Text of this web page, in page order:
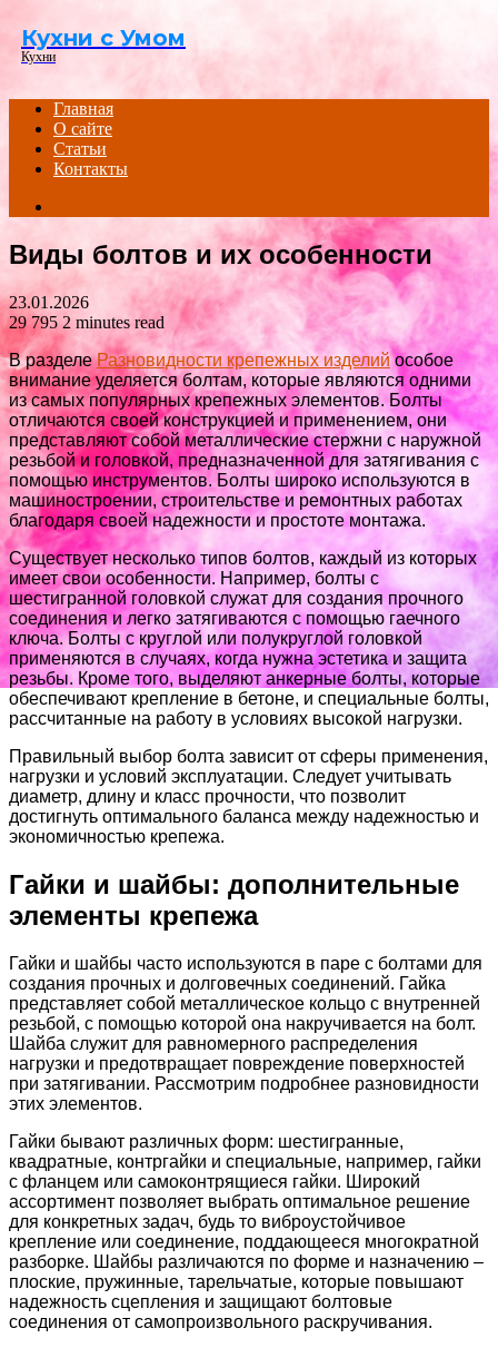
Кухни с Умом
Кухни
Главная
О сайте
Статьи
Контакты
Виды болтов и их особенности
23.01.2026
29 7952 minutes read
В разделеРазновидности крепежных изделийособое
внимание уделяется болтам, которые являются одними
из самых популярных крепежных элементов. Болты
отличаются своей конструкцией и применением, они
представляют собой металлические стержни с наружной
резьбой и головкой, предназначенной для затягивания с
помощью инструментов. Болты широко используются в
машиностроении, строительстве и ремонтных работах
благодаря своей надежности и простоте монтажа.
Существует несколько типов болтов, каждый из которых
имеет свои особенности. Например, болты с
шестигранной головкой служат для создания прочного
соединения и легко затягиваются с помощью гаечного
ключа. Болты с круглой или полукруглой головкой
применяются в случаях, когда нужна эстетика и защита
резьбы. Кроме того, выделяют анкерные болты, которые
обеспечивают крепление в бетоне, и специальные болты,
рассчитанные на работу в условиях высокой нагрузки.
Правильный выбор болта зависит от сферы применения,
нагрузки и условий эксплуатации. Следует учитывать
диаметр, длину и класс прочности, что позволит
достигнуть оптимального баланса между надежностью и
экономичностью крепежа.
Гайки и шайбы: дополнительные
элементы крепежа
Гайки и шайбы часто используются в паре с болтами для
создания прочных и долговечных соединений. Гайка
представляет собой металлическое кольцо с внутренней
резьбой, с помощью которой она накручивается на болт.
Шайба служит для равномерного распределения
нагрузки и предотвращает повреждение поверхностей
при затягивании. Рассмотрим подробнее разновидности
этих элементов.
Гайки бывают различных форм: шестигранные,
квадратные, контргайки и специальные, например, гайки
с фланцем или самоконтрящиеся гайки. Широкий
ассортимент позволяет выбрать оптимальное решение
для конкретных задач, будь то виброустойчивое
крепление или соединение, поддающееся многократной
разборке. Шайбы различаются по форме и назначению –
плоские, пружинные, тарельчатые, которые повышают
надежность сцепления и защищают болтовые
соединения от самопроизвольного раскручивания.